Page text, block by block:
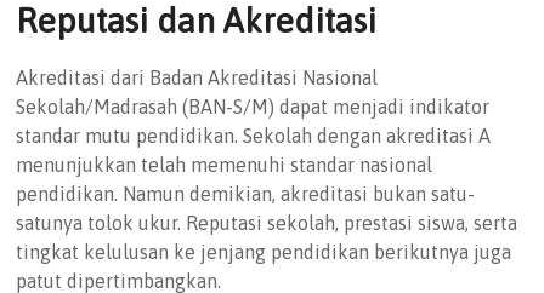
Reputasi dan Akreditasi
Akreditasi dari Badan Akreditasi Nasional
Sekolah/Madrasah (BAN-S/M) dapat menjadi indikator
standar mutu pendidikan. Sekolah dengan akreditasi A
menunjukkan telah memenuhi standar nasional
pendidikan. Namun demikian, akreditasi bukan satu-
satunya tolok ukur. Reputasi sekolah, prestasi siswa, serta
tingkat kelulusan ke jenjang pendidikan berikutnya juga
patut dipertimbangkan.